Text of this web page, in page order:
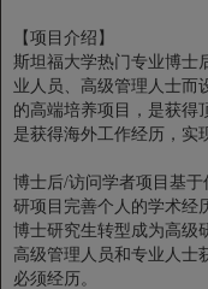
【项目介绍】
斯坦福大学热门专业博士
业人员、高级管理人士而
的高端培养项目，是获得
是获得海外工作经历，实
博士后/访问学者项目基
研项目完善个人的学术经
博士研究生转型成为高级
高级管理人员和专业人士
必须经历。